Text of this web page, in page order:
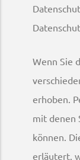
Wenn Sie
erhoben.
mit denen
können.
erläutert,